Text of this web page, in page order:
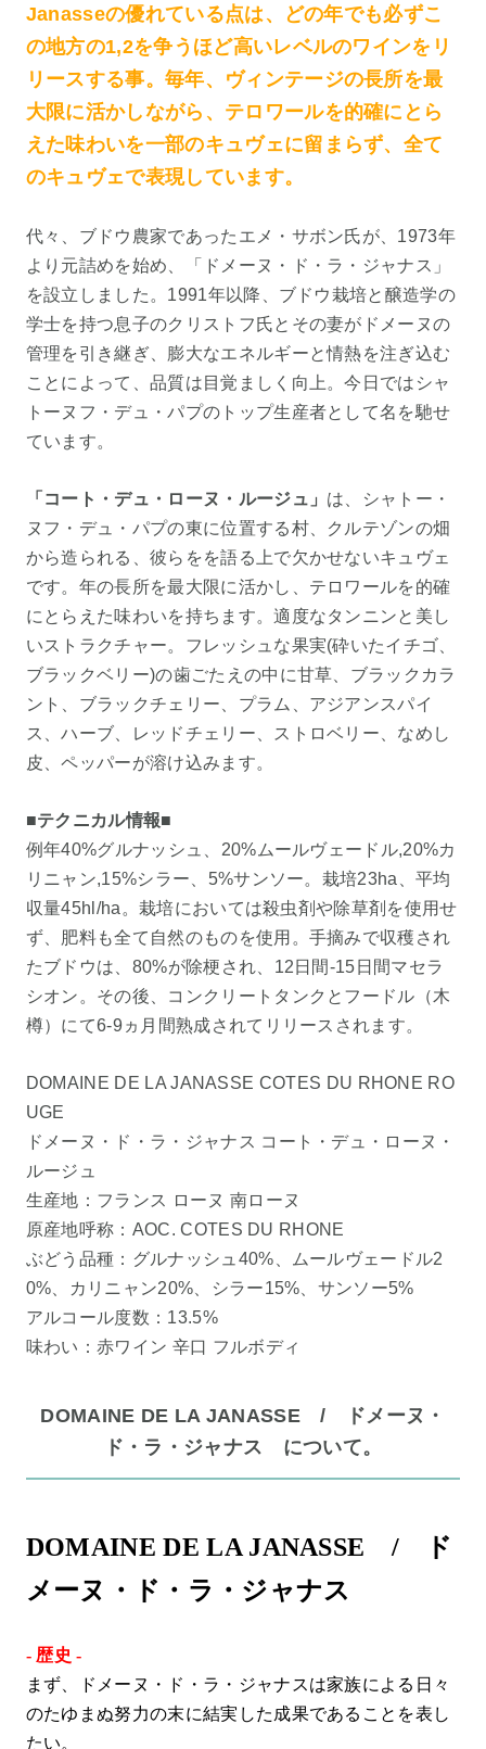
Janasseの優れている点は、どの年でも必ずこ
の地方の1,2を争うほど高いレベルのワインをリ
リースする事。毎年、ヴィンテージの長所を最
大限に活かしながら、テロワールを的確にとら
えた味わいを一部のキュヴェに留まらず、全て
のキュヴェで表現しています。
代々、ブドウ農家であったエメ・サボン氏が、1973年
より元詰めを始め、「ドメーヌ・ド・ラ・ジャナス」
を設立しました。1991年以降、ブドウ栽培と醸造学の
学士を持つ息子のクリストフ氏とその妻がドメーヌの
管理を引き継ぎ、膨大なエネルギーと情熱を注ぎ込む
ことによって、品質は目覚ましく向上。今日ではシャ
トーヌフ・デュ・パプのトップ生産者として名を馳せ
ています。
「コート・デュ・ローヌ・ルージュ」 は、シャトー・
ヌフ・デュ・パプの東に位置する村、クルテゾンの畑
から造られる、彼らをを語る上で欠かせないキュヴェ
です。年の長所を最大限に活かし、テロワールを的確
にとらえた味わいを持ちます。適度なタンニンと美し
いストラクチャー。フレッシュな果実(砕いたイチゴ、
ブラックベリー)の歯ごたえの中に甘草、ブラックカラ
ント、ブラックチェリー、プラム、アジアンスパイ
ス、ハーブ、レッドチェリー、ストロベリー、なめし
皮、ペッパーが溶け込みます。
■テクニカル情報■
例年40%グルナッシュ、20%ムールヴェードル,20%カ
リニャン,15%シラー、5%サンソー。栽培23ha、平均
収量45hl/ha。栽培においては殺虫剤や除草剤を使用せ
ず、肥料も全て自然のものを使用。手摘みで収穫され
たブドウは、80%が除梗され、12日間-15日間マセラ
シオン。その後、コンクリートタンクとフードル（木
樽）にて6-9ヵ月間熟成されてリリースされます。
DOMAINE DE LA JANASSE COTES DU RHONE RO
UGE
ドメーヌ・ド・ラ・ジャナス コート・デュ・ローヌ・
ルージュ
生産地：フランス ローヌ 南ローヌ
原産地呼称：AOC. COTES DU RHONE
ぶどう品種：グルナッシュ40%、ムールヴェードル2
0%、カリニャン20%、シラー15%、サンソー5%
アルコール度数：13.5%
味わい：赤ワイン 辛口 フルボディ
DOMAINE DE LA JANASSE / ドメーヌ・
ド・ラ・ジャナス について。
DOMAINE DE LA JANASSE / ド
メーヌ・ド・ラ・ジャナス
- 歴史 -
まず、ドメーヌ・ド・ラ・ジャナスは家族による日々
のたゆまぬ努力の末に結実した成果であることを表し
たい。